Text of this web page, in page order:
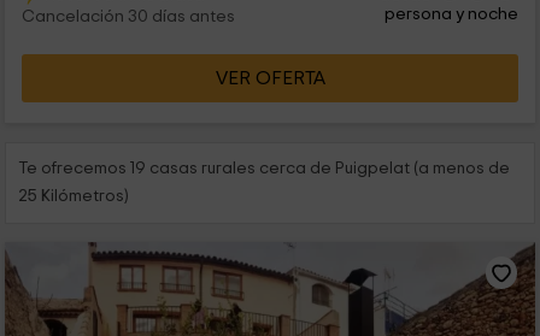
Cancelación 30 días antes persona y noche
VER OFERTA
Te ofrecemos 19 casas rurales cerca de Puigpelat (a menos de
25 Kilómetros)